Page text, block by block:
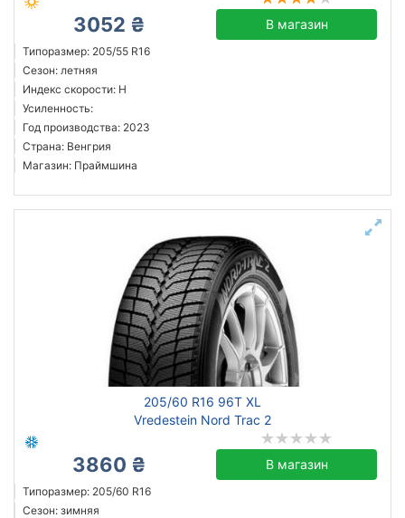
3052 ₴ В магазин
Типоразмер: 205/55 R16
Сезон: летняя
Индекс скорости: H
Усиленность:
Год производства: 2023
Страна: Венгрия
Магазин: Праймшина
205/60 R16 96T XL
Vredestein Nord Trac 2
3860 ₴ В магазин
Типоразмер: 205/60 R16
Сезон: зимняя